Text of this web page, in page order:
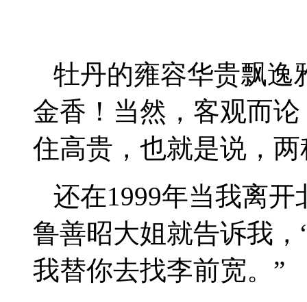
牡丹的雍容华贵飘逸
金香！当然，客观而
住高贵，也就是说，
还在1999年当我离
鲁善昭大姐就告诉我
我替你去找李前宽。”